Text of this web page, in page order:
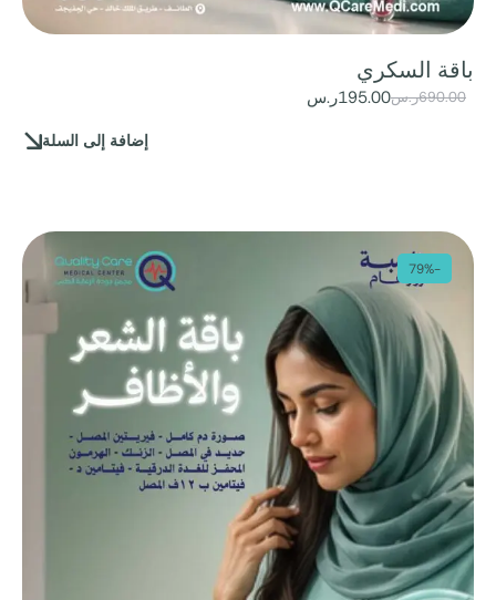
باقة السكري
690.00ر.س195.00ر.س
إضافة إلى السلة
-79%